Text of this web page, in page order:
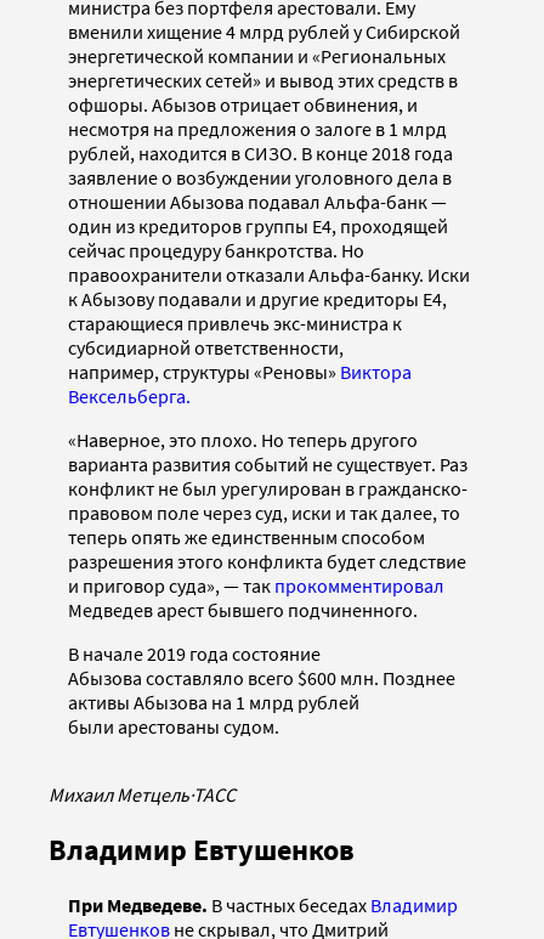
министра без портфеля арестовали. Ему
вменили хищение 4 млрд рублей у Сибирской
энергетической компании и «Региональных
энергетических сетей» и вывод этих средств в
офшоры. Абызов отрицает обвинения, и
несмотря на предложения о залоге в 1 млрд
рублей, находится в СИЗО. В конце 2018 года
заявление о возбуждении уголовного дела в
отношении Абызова подавал Альфа-банк —
один из кредиторов группы E4, проходящей
сейчас процедуру банкротства. Но
правоохранители отказали Альфа-банку. Иски
к Абызову подавали и другие кредиторы Е4,
старающиеся привлечь экс-министра к
субсидиарной ответственности,
например, структуры «Реновы» Виктора
Вексельберга.
«Наверное, это плохо. Но теперь другого
варианта развития событий не существует. Раз
конфликт не был урегулирован в гражданско-
правовом поле через суд, иски и так далее, то
теперь опять же единственным способом
разрешения этого конфликта будет следствие
и приговор суда», — так прокомментировал
Медведев арест бывшего подчиненного.
В начале 2019 года состояние
Абызова составляло всего $600 млн. Позднее
активы Абызова на 1 млрд рублей
были арестованы судом.
Михаил Метцель·ТАСС
Владимир Евтушенков
При Медведеве. В частных беседах Владимир
Евтушенков не скрывал, что Дмитрий